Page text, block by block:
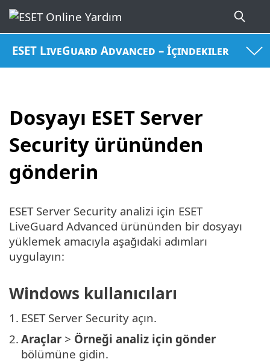
ESET LiveGuard Advanced – İçindekiler
Dosyayı ESET Server
Security ürününden
gönderin
ESET Server Security analizi için ESET
LiveGuard Advanced ürününden bir dosyayı
yüklemek amacıyla aşağıdaki adımları
uygulayın:
Windows kullanıcıları
1. ESET Server Security açın.
2. Araçlar > Örneği analiz için gönder
bölümüne gidin.